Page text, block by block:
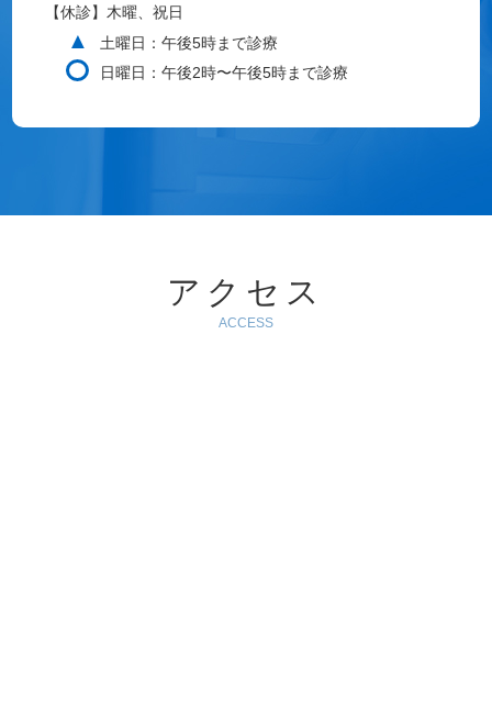
【休診】木曜、祝日
▲
土曜日：午後5時まで診療
日曜日：午後2時〜午後5時まで診療
アクセス
ACCESS